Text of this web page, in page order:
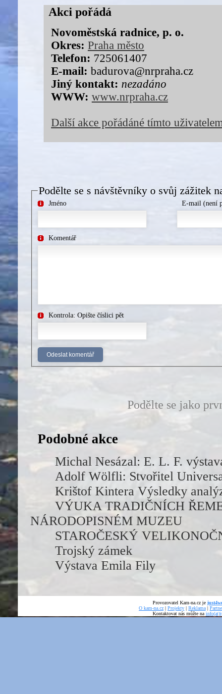
Akci pořádá
Novoměstská radnice, p. o.
Okres: Praha město
Telefon: 725061407
E-mail: badurova@nrpraha.cz
Jiný kontakt: nezadáno
WWW: www.nrpraha.cz
Další akce pořádáné tímto
Podělte se s návštěvníky o svůj zážitek
Jméno E-mail (není
Komentář
Kontrola: Opište číslici pět
Podělte se jako
Podobné akce
Michal Nesázal: E. L. F.
Adolf Wölfli: Stvořitel
Krištof Kintera Výsledky
VÝUKA TRADIČNÍCH
NÁRODOPISNÉM MUZEU
STAROČESKÝ
Trojský zámek
Výstava Emila Fily
Provozovatel Kam-na.cz je
O kam-na.cz | Projekty | Reklama |
Kontaktovat nás můžte na